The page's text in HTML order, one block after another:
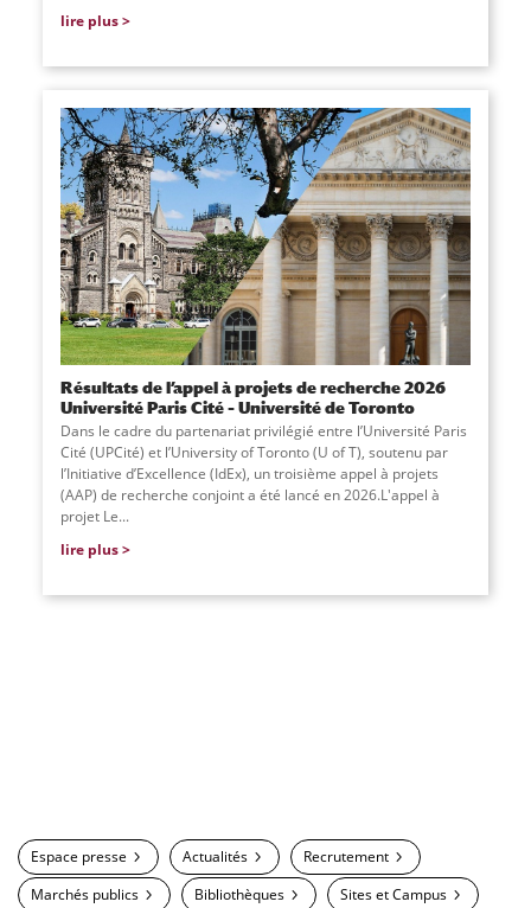
lire plus
Résultats de l’appel à projets de recherche 2026
Université Paris Cité – Université de Toronto
Dans le cadre du partenariat privilégié entre l’Université Paris
Cité (UPCité) et l’University of Toronto (U of T), soutenu par
l’Initiative d’Excellence (IdEx), un troisième appel à projets
(AAP) de recherche conjoint a été lancé en 2026.L'appel à
projet Le...
lire plus
Espace presse Actualités
Recrutement
Marchés publics
Bibliothèques Sites et Campus